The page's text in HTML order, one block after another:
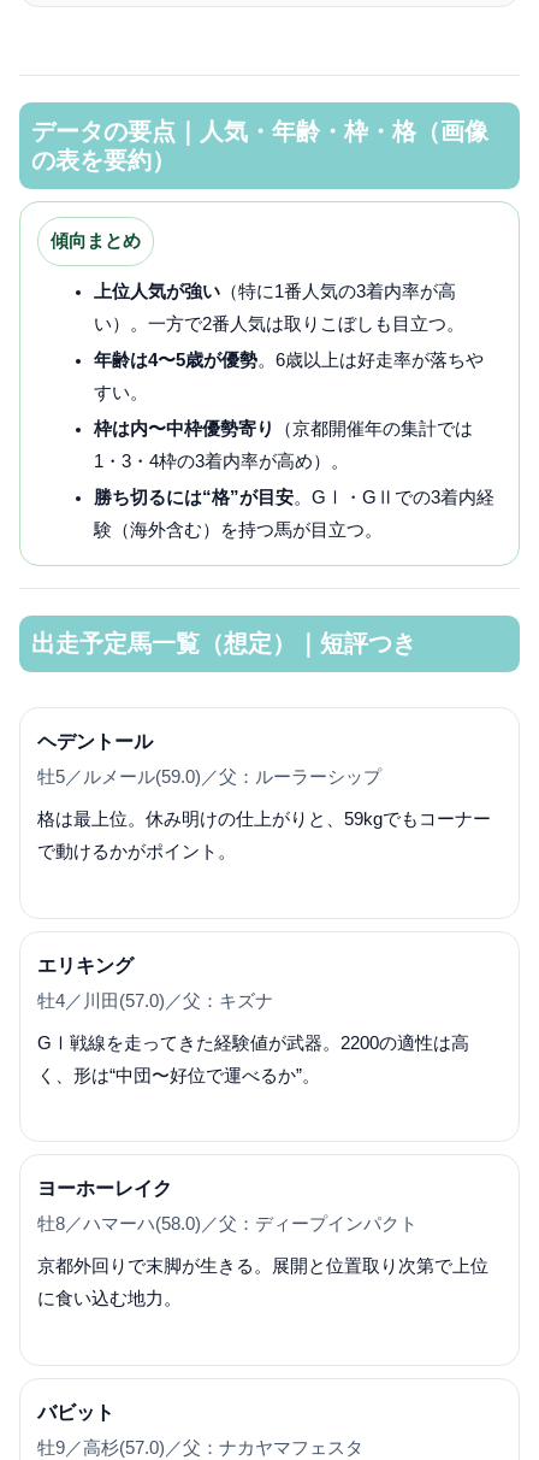
データの要点｜人気・年齢・枠・格（画像
の表を要約）
傾向まとめ
上位人気が強い（特に1番人気の3着内率が高
い）。一方で2番人気は取りこぼしも目立つ。
年齢は4〜5歳が優勢。6歳以上は好走率が落ちや
すい。
枠は内〜中枠優勢寄り
（京都開催年の集計では
1・3・4枠の3着内率が高め）。
勝ち切るには“格”が目安。GⅠ・GⅡでの3着内経
験（海外含む）を持つ馬が目立つ。
出走予定馬一覧（想定）｜短評つき
ヘデントール
牡5／ルメール(59.0)／父：ルーラーシップ
格は最上位。休み明けの仕上がりと、59kgでもコーナー
で動けるかがポイント。
エリキング
牡4／川田(57.0)／父：キズナ
GⅠ戦線を走ってきた経験値が武器。2200の適性は高
く、形は“中団〜好位で運べるか”。
ヨーホーレイク
牡8／ハマーハ(58.0)／父：ディープインパクト
京都外回りで末脚が生きる。展開と位置取り次第で上位
に食い込む地力。
バビット
牡9／高杉(57.0)／父：ナカヤマフェスタ